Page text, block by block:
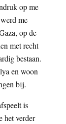
op me
me
op de
met recht
bestaan.
en woon
bij.
is
het verder